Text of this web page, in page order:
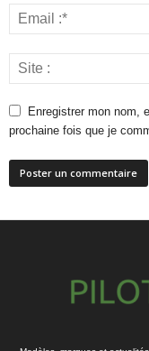
Enregistrer mon nom,
prochaine fois que je